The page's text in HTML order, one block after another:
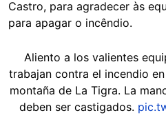
Castro, para agradecer às
para apagar o incêndio.
Aliento a los valientes
trabajan contra el incendio
montaña de La Tigra. La
deben ser castigados.